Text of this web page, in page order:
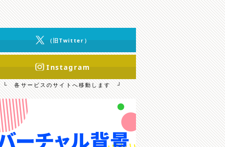
（旧Twitter）
Instagram
└ 各サービスのサイトへ移動します ┘